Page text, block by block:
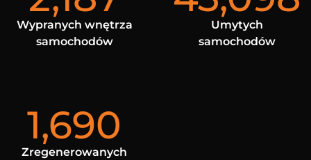
Wypranych wnętrza
samochodów
Umytych
samochodów
1,690
Zregenerowanych